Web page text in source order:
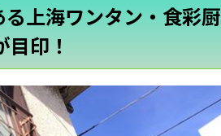
上海ワンタン・食彩厨
印！